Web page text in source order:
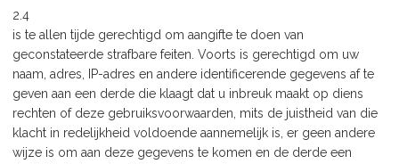
2.4
is te allen tijde gerechtigd om aangifte te doen van
geconstateerde strafbare feiten. Voorts is gerechtigd om uw
naam, adres, IP-adres en andere identificerende gegevens af te
geven aan een derde die klaagt dat u inbreuk maakt op diens
rechten of deze gebruiksvoorwaarden, mits de juistheid van die
klacht in redelijkheid voldoende aannemelijk is, er geen andere
wijze is om aan deze gegevens te komen en de derde een